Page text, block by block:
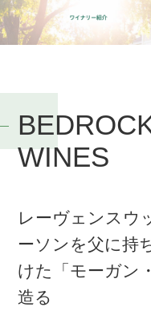
WINES
レーヴェンスウ
ーソンを父に持
けた「モーガン
造る